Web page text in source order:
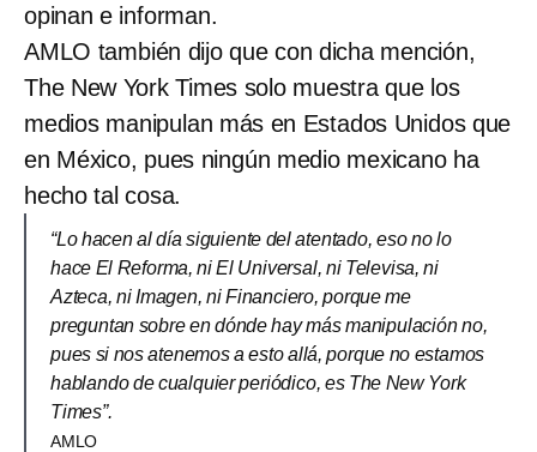
opinan e informan.
AMLO también dijo que con dicha mención,
The New York Times solo muestra que los
medios manipulan más en Estados Unidos que
en México, pues ningún medio mexicano ha
hecho tal cosa.
“Lo hacen al día siguiente del atentado, eso no lo
hace El Reforma, ni El Universal, ni Televisa, ni
Azteca, ni Imagen, ni Financiero, porque me
preguntan sobre en dónde hay más manipulación no,
pues si nos atenemos a esto allá, porque no estamos
hablando de cualquier periódico, es The New York
Times”.
AMLO